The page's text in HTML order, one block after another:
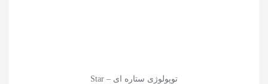
توپولوژی ستاره ای – Star